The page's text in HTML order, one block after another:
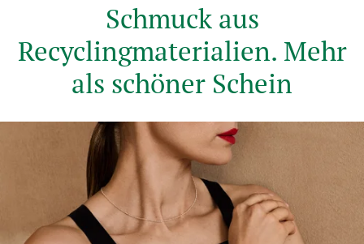
Schmuck aus
Recyclingmaterialien. Mehr
als schöner Schein